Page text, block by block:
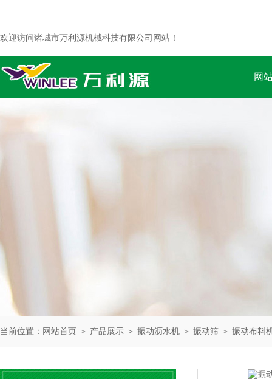
欢迎访问诸城市万利源机械科技有限公司网站！
网
当前位置： 网站首页 ＞ 产品展示 ＞ 振动沥水机 ＞ 振动筛 ＞ 振动布料